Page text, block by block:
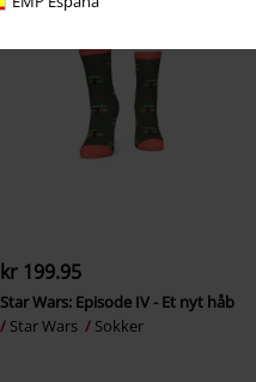
kr 199.95
Star Wars: Episode IV - Et nyt håb
Star Wars
Sokker